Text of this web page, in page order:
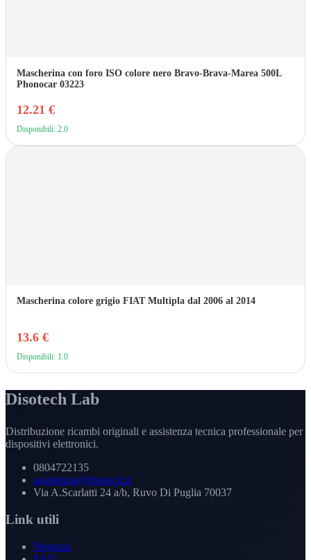
Mascherina con foro ISO colore nero Bravo-Brava-Marea 500L
Phonocar 03223
12.21 €
Disponibili: 2.0
Mascherina colore grigio FIAT Multipla dal 2006 al 2014
13.6 €
Disponibili: 1.0
Disotech Lab
Distribuzione ricambi originali e assistenza tecnica professionale per
dispositivi elettronici.
0804722135
assistenza@disotech.it
Via A.Scarlatti 24 a/b, Ruvo Di Puglia 70037
Link utili
Negozio